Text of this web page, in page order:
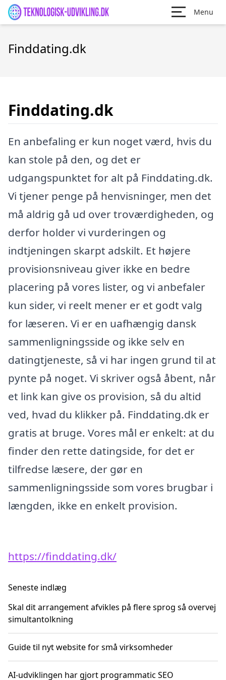
Menu
Finddating.dk
Finddating.dk
En anbefaling er kun noget værd, hvis du
kan stole på den, og det er
udgangspunktet for alt på Finddating.dk.
Vi tjener penge på henvisninger, men det
må aldrig gå ud over troværdigheden, og
derfor holder vi vurderingen og
indtjeningen skarpt adskilt. Et højere
provisionsniveau giver ikke en bedre
placering på vores lister, og vi anbefaler
kun sider, vi reelt mener er et godt valg
for læseren. Vi er en uafhængig dansk
sammenligningsside og ikke selv en
datingtjeneste, så vi har ingen grund til at
pynte på noget. Vi skriver også åbent, når
et link kan give os provision, så du altid
ved, hvad du klikker på. Finddating.dk er
gratis at bruge. Vores mål er enkelt: at du
finder den rette datingside, for det er
tilfredse læsere, der gør en
sammenligningsside som vores brugbar i
længden, ikke en enkelt provision.
https://finddating.dk/
Seneste indlæg
Skal dit arrangement afvikles på flere sprog så overvej
simultantolkning
Guide til nyt website for små virksomheder
AI-udviklingen har gjort programmatic SEO